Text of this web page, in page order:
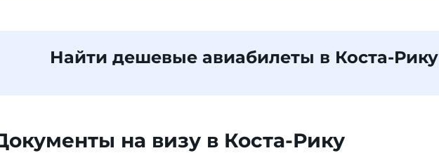
Найти дешевые авиабилеты в Коста-Рику
на визу в Коста-Рику